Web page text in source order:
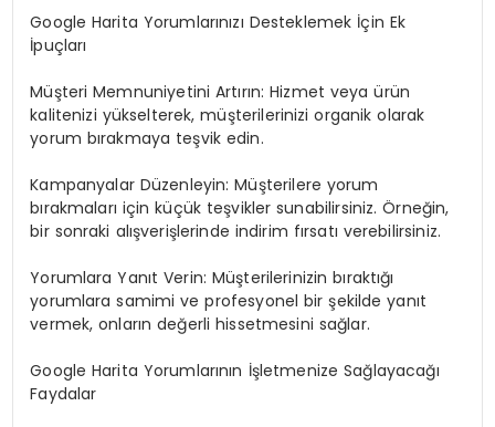
Google Harita Yorumlarınızı Desteklemek İçin Ek
İpuçları
Müşteri Memnuniyetini Artırın: Hizmet veya ürün
kalitenizi yükselterek, müşterilerinizi organik olarak
yorum bırakmaya teşvik edin.
Kampanyalar Düzenleyin: Müşterilere yorum
bırakmaları için küçük teşvikler sunabilirsiniz. Örneğin,
bir sonraki alışverişlerinde indirim fırsatı verebilirsiniz.
Yorumlara Yanıt Verin: Müşterilerinizin bıraktığı
yorumlara samimi ve profesyonel bir şekilde yanıt
vermek, onların değerli hissetmesini sağlar.
Google Harita Yorumlarının İşletmenize Sağlayacağı
Faydalar